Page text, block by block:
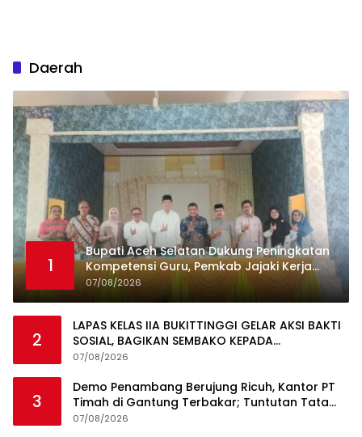
Daerah
1
Bupati Aceh Selatan Dukung Peningkatan
Kompetensi Guru, Pemkab Jajaki Kerja
Sama dengan Pascasarjana USK
07/08/2026
2
LAPAS KELAS IIA BUKITTINGGI GELAR AKSI BAKTI
SOSIAL, BAGIKAN SEMBAKO KEPADA
MASYARAKAT SEKITAR
07/08/2026
3
Demo Penambang Berujung Ricuh, Kantor PT
Timah di Gantung Terbakar; Tuntutan Tata
Niaga Timah Jadi Sorotan
07/08/2026